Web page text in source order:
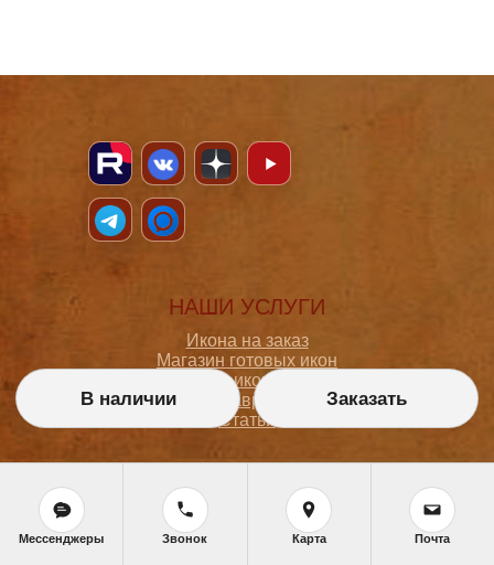
НАШИ УСЛУГИ
Икона на заказ
Магазин готовых икон
Школа иконописи
Реставрация
Статьи
ПОКУПАТЕЛЮ
О мастерской
Как сделать заказ
В наличии Заказать
Мессенджеры Звонок Карта Почта